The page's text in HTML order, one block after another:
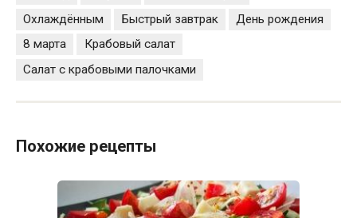
Охлаждённым
Быстрый завтрак
День рождения
8 марта
Крабовый салат
Салат с крабовыми палочками
Похожие рецепты